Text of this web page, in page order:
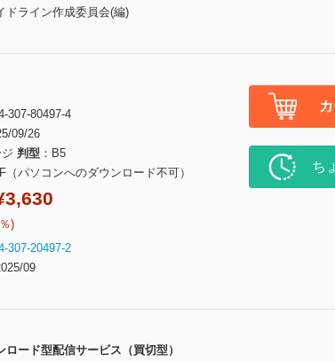
ドライン作成委員会(編)
307-80497-4
09/26
判型
B5
（パソコンへのダウンロード不可）
)
307-20497-2
09
ち
ロード型配信サービス（買切型）